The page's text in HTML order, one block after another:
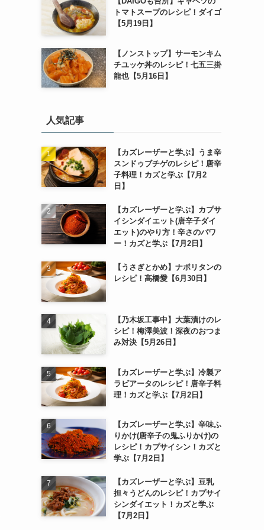
トマトスープのレシピ！ダイゴ
【5月19日】
【ノンストップ】サーモンキム
チユッケ丼のレシピ！七五三掛
龍也【5月16日】
人気記事
【カズレーザーと学ぶ】うま辛
スンドゥブチゲのレシピ！唐辛
子料理！カズと学ぶ【7月2
日】
【カズレーザーと学ぶ】カプサ
イシンダイエット(唐辛子ダイ
エット)のやり方！辛さのパワ
ー！カズと学ぶ【7月2日】
【うさぎとかめ】ナポリタンの
レシピ！高橋愛【6月30日】
【乃木坂工事中】大葉漬けのレ
シピ！梅澤美波！深夜のおつま
み対決【5月26日】
【カズレーザーと学ぶ】冷製ア
ラビアータのレシピ！唐辛子料
理！カズと学ぶ【7月2日】
【カズレーザーと学ぶ】辛味ふ
りかけ(唐辛子の鬼ふりかけ)の
レシピ！カプサイシン！カズと
学ぶ【7月2日】
【カズレーザーと学ぶ】豆乳
担々うどんのレシピ！カプサイ
シンダイエット！カズと学ぶ
【7月2日】